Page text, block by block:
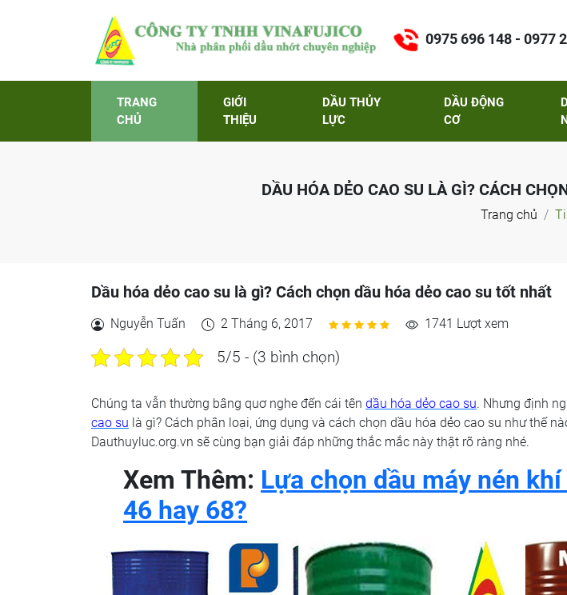
0975 696 148 - 0977
TRANG
CHỦ
GIỚI
THIỆU
DẦU THỦY
LỰC
DẦU ĐỘNG
CƠ
DẦU HÓA DẺO CAO SU LÀ GÌ? CÁCH
Trang chủ
Dầu hóa dẻo cao su là gì? Cách chọn dầu hóa dẻo cao su tốt nhất
Nguyễn Tuấn 2 Tháng 6, 2017 1741 Lượt xem
5/5 - (3 bình chọn)
Chúng ta vẫn thường bâng quơ nghe đến cái tên dầu hóa dẻo cao su. Nhưng định
cao su là gì? Cách phân loại, ứng dụng và cách chọn dầu hóa dẻo cao su như thế
Dauthuyluc.org.vn sẽ cùng bạn giải đáp những thắc mắc này thật rõ ràng nhé.
Xem Thêm: Lựa chọn dầu máy nén
46 hay 68?